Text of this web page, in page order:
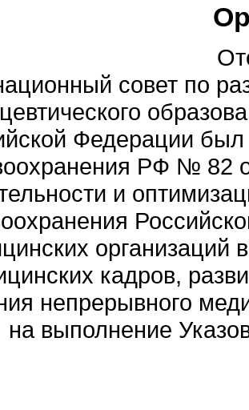
совет по
Федерации
РФ № 82
и
кадров,
непрерывного
на выполнение